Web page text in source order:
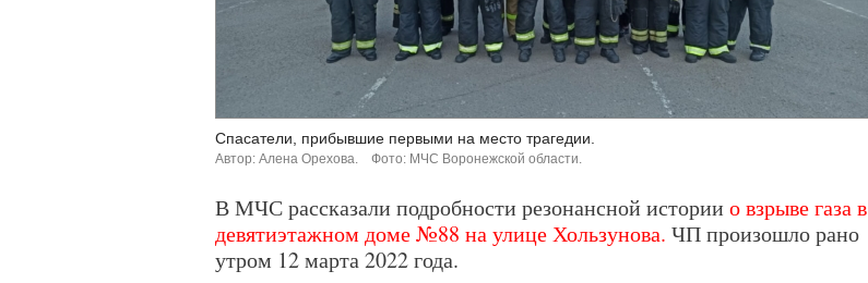
Спасатели, прибывшие первыми на место трагедии.
Автор: Алена Орехова. Фото: МЧС Воронежской области.
В МЧС рассказали подробности резонансной истории о взрыве газа в
девятиэтажном доме №88 на улице Хользунова. ЧП произошло рано
утром 12 марта 2022 года.